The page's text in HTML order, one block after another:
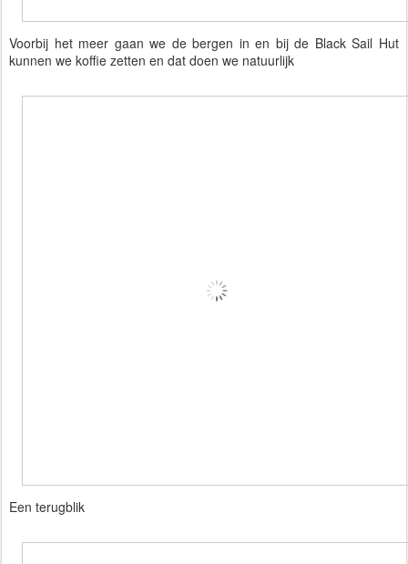
Voorbij het meer gaan we de bergen in en bij de Black Sail Hut
kunnen we koffie zetten en dat doen we natuurlijk
Een terugblik